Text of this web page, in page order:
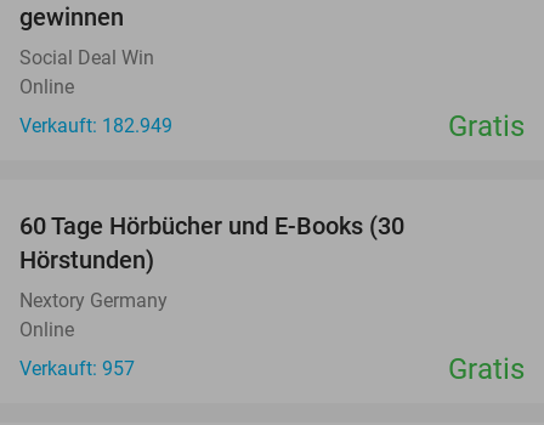
gewinnen
Social Deal Win
Online
Verkauft: 182.949
Gratis
60 Tage Hörbücher und E-Books (30
Hörstunden)
Nextory Germany
Online
Verkauft: 957
Gratis